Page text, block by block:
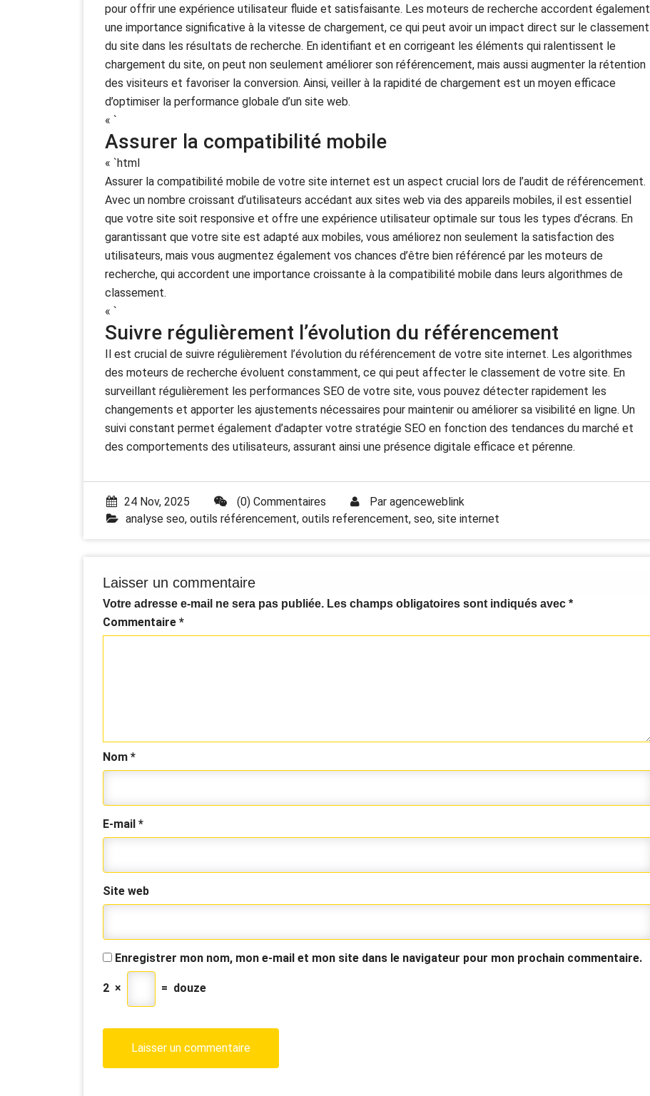
pour offrir une expérience utilisateur fluide et satisfaisante. Les moteurs de recherche accordent également
une importance significative à la vitesse de chargement, ce qui peut avoir un impact direct sur le classement
du site dans les résultats de recherche. En identifiant et en corrigeant les éléments qui ralentissent le
chargement du site, on peut non seulement améliorer son référencement, mais aussi augmenter la rétention
des visiteurs et favoriser la conversion. Ainsi, veiller à la rapidité de chargement est un moyen efficace
d’optimiser la performance globale d’un site web.
« `
Assurer la compatibilité mobile
« `html
Assurer la compatibilité mobile de votre site internet est un aspect crucial lors de l’audit de référencement.
Avec un nombre croissant d’utilisateurs accédant aux sites web via des appareils mobiles, il est essentiel
que votre site soit responsive et offre une expérience utilisateur optimale sur tous les types d’écrans. En
garantissant que votre site est adapté aux mobiles, vous améliorez non seulement la satisfaction des
utilisateurs, mais vous augmentez également vos chances d’être bien référencé par les moteurs de
recherche, qui accordent une importance croissante à la compatibilité mobile dans leurs algorithmes de
classement.
« `
Suivre régulièrement l’évolution du référencement
Il est crucial de suivre régulièrement l’évolution du référencement de votre site internet. Les algorithmes
des moteurs de recherche évoluent constamment, ce qui peut affecter le classement de votre site. En
surveillant régulièrement les performances SEO de votre site, vous pouvez détecter rapidement les
changements et apporter les ajustements nécessaires pour maintenir ou améliorer sa visibilité en ligne. Un
suivi constant permet également d’adapter votre stratégie SEO en fonction des tendances du marché et
des comportements des utilisateurs, assurant ainsi une présence digitale efficace et pérenne.
24 Nov, 2025 (0) Commentaires Par agenceweblink
analyse seo, outils référencement, outils referencement, seo, site internet
Laisser un commentaire
Votre adresse e-mail ne sera pas publiée. Les champs obligatoires sont indiqués avec *
Commentaire *
Nom *
E-mail *
Site web
Enregistrer mon nom, mon e-mail et mon site dans le navigateur pour mon prochain commentaire.
2 × = douze